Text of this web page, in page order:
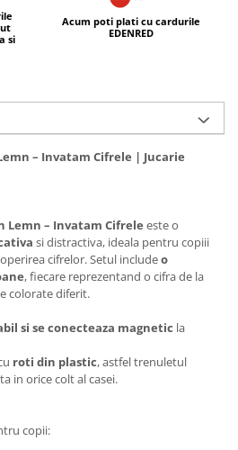
si
Acum poti plati cu cardurile
EDENRED
– Invatam Cifrele | Jucarie
Lemn – Invatam Cifrele este o
si distractiva, ideala pentru copiii
cifrelor. Setul includeo
, fiecare reprezentand o cifra de la
colorate diferit.
si se conecteaza magnetic la
roti din plastic, astfel trenuletul
in orice colt al casei.
copii: